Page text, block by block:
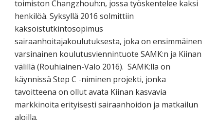
toimiston Changzhouh:n, jossa työskentelee kaksi
henkilöä. Syksyllä 2016 solmittiin
kaksoistutkintosopimus
sairaanhoitajakoulutuksesta, joka on ensimmäinen
varsinainen koulutusviennintuote SAMK:n ja Kiinan
välillä (Rouhiainen-Valo 2016). SAMK:lla on
käynnissä Step C -niminen projekti, jonka
tavoitteena on ollut avata Kiinan kasvavia
markkinoita erityisesti sairaanhoidon ja matkailun
aloilla.